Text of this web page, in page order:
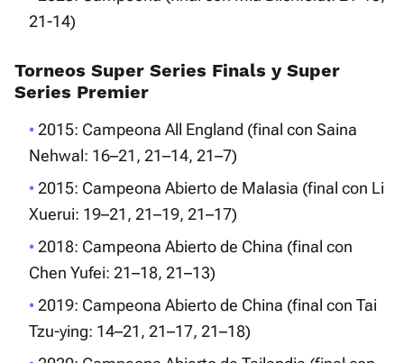
21-14)
Torneos Super Series Finals y Super
Series Premier
2015: Campeona All England (final con Saina
Nehwal: 16–21, 21–14, 21–7)
2015: Campeona Abierto de Malasia (final con Li
Xuerui: 19–21, 21–19, 21–17)
2018: Campeona Abierto de China (final con
Chen Yufei: 21–18, 21–13)
2019: Campeona Abierto de China (final con Tai
Tzu-ying: 14–21, 21–17, 21–18)